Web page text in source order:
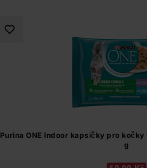
Purina ONE Indoor kapsičky pro
g